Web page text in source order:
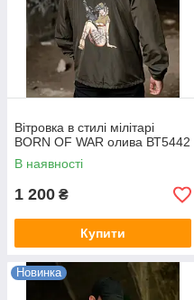
Вітровка в стилі мілітарі
BORN OF WAR олива ВТ5442
В наявності
1 200 ₴
Купити
Новинка